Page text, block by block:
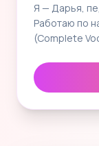
Я — Дарья,
Работаю по
(Complete